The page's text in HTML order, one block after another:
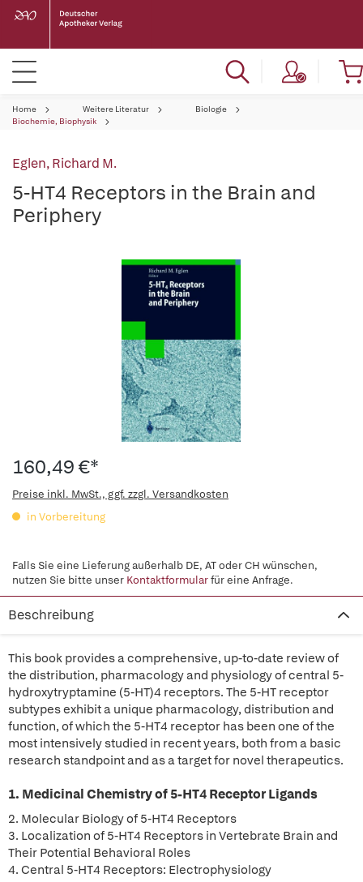
Home Weitere Literatur
Biologie
Biochemie, Biophysik
Eglen, Richard M.
5-HT4 Receptors in the Brain and
Periphery
160,49 €*
Preise inkl. MwSt., ggf. zzgl. Versandkosten
in Vorbereitung
Falls Sie eine Lieferung außerhalb DE, AT oder CH wünschen,
nutzen Sie bitte unser Kontaktformularfür eine Anfrage.
Beschreibung
This book provides a comprehensive, up-to-date review of
the distribution, pharmacology and physiology of central 5-
hydroxytryptamine (5-HT)4 receptors. The 5-HT receptor
subtypes exhibit a unique pharmacology, distribution and
function, of which the 5-HT4 receptor has been one of the
most intensively studied in recent years, both from a basic
research standpoint and as a target for novel therapeutics.
1. Medicinal Chemistry of 5-HT4 Receptor Ligands
2. Molecular Biology of 5-HT4 Receptors
3. Localization of 5-HT4 Receptors in Vertebrate Brain and
Their Potential Behavioral Roles
4. Central 5-HT4 Receptors: Electrophysiology